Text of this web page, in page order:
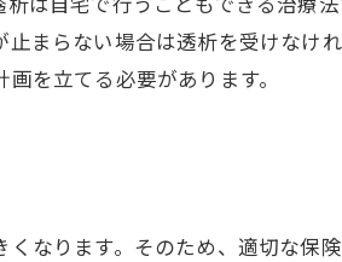
まらない場合は透析を受けなけ
を立てる必要があります。
なります。そのため、適切な保